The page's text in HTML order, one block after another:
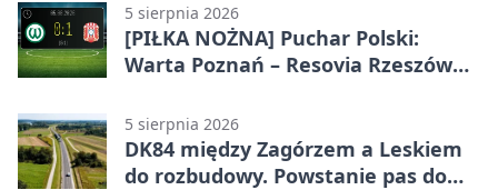
5 sierpnia 2026
[PIŁKA NOŻNA] Puchar Polski:
Warta Poznań – Resovia Rzeszów
pierwszoligowca
5 sierpnia 2026
DK84 między Zagórzem a Leskiem
do rozbudowy. Powstanie pas do